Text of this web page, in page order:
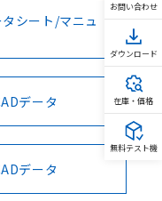
シート/マニュ
データ
データ
お問い合わせ
ダウンロード
在庫・価格
無料テスト機